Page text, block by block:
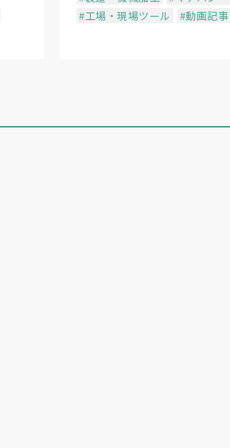
境や悪条件下でのカメラ認識基
各地で同じような連携が生まれ
#工場・現場ツール
#動画記事